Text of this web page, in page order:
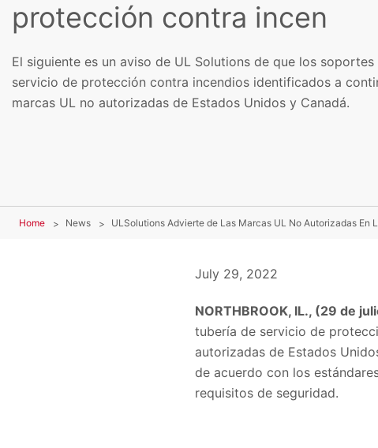
protección contra incen
El siguiente es un aviso de UL Solutions de que los
servicio de protección contra incendios identificados a
marcas UL no autorizadas de Estados Unidos y Canadá.
Home News
July 29, 2022
NORTHBROOK, IL., (29 de
tubería de servicio de
autorizadas de Estados
de acuerdo con los
requisitos de seguridad.